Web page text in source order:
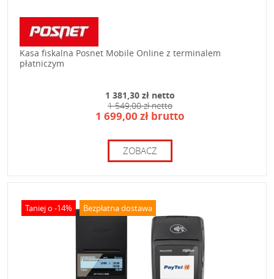
Kasa fiskalna Posnet Mobile Online z terminalem
płatniczym
1 381,30 zł netto
1 549,00 zł netto
1 699,00 zł brutto
ZOBACZ
Taniej o -14% Bezpłatna dostawa